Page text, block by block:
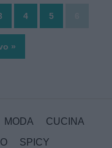
4 5
»
MODA
CUCINA
SPICY